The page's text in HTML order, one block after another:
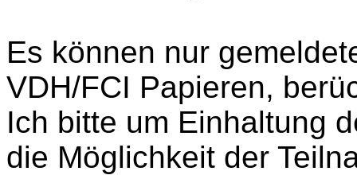
Es können nur
VDH/FCI Papieren,
Ich bitte um Einhaltung
die Möglichkeit der